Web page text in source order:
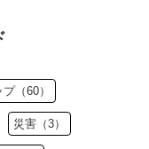
（60）
災害（3）